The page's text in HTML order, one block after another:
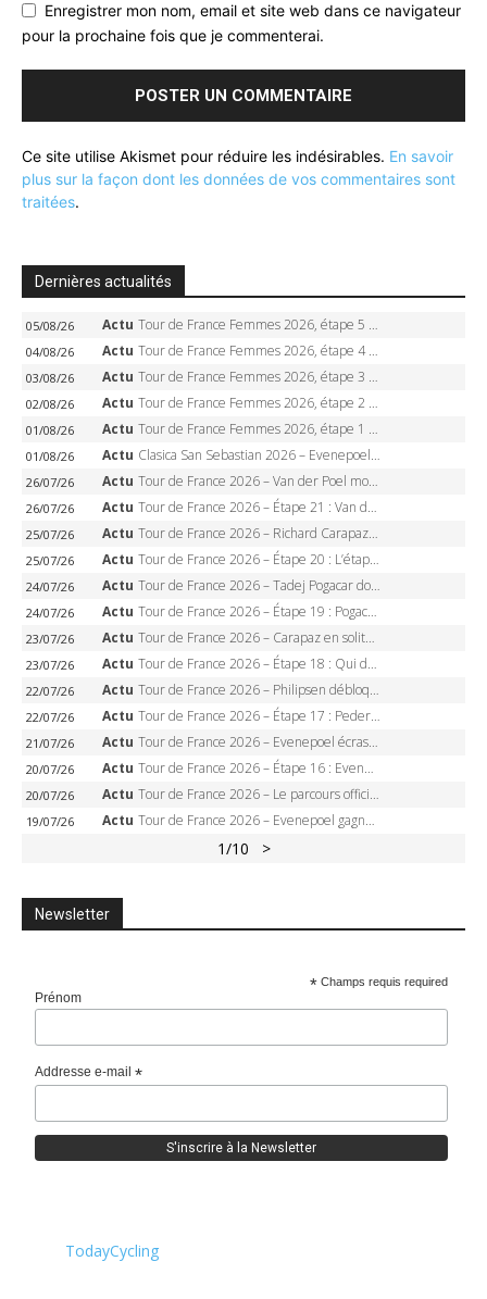
Enregistrer mon nom, email et site web dans ce navigateur
pour la prochaine fois que je commenterai.
Ce site utilise Akismet pour réduire les indésirables. En savoir
plus sur la façon dont les données de vos commentaires sont
traitées.
Dernières actualités
05/08/26 Actu Tour de France Femmes 2026, étape 5 – Demi Vollering gagne à Belleville, Reusser en jaune, Ferrand-Prévot coule
04/08/26 Actu Tour de France Femmes 2026, étape 4 – Marlen Reusser écrase le chrono, Ferrand-Prévot en crise
03/08/26 Actu Tour de France Femmes 2026, étape 3 – Sigrid Haugset en solitaire, 88 km d’échappée, maillot jaune
02/08/26 Actu Tour de France Femmes 2026, étape 2 – Lorena Wiebes doublé à Genève, Markus héroïque, 7e record
01/08/26 Actu Tour de France Femmes 2026, étape 1 – Lorena Wiebes intouchable à Lausanne, premier maillot jaune
01/08/26 Actu Clasica San Sebastian 2026 – Evenepoel recordman, 4e victoire, Carapaz battu au sprint
26/07/26 Actu Tour de France 2026 – Van der Poel monumental à Paris, Pogacar égale le record des cinq sacres
26/07/26 Actu Tour de France 2026 – Étape 21 : Van der Poel, Pogacar, qui succédera à Wout van Aert sur les Champs-Elysées ?
25/07/26 Actu Tour de France 2026 – Richard Carapaz roi des Alpes, doublé et maillot à pois, Seixas perd le podium
25/07/26 Actu Tour de France 2026 – Étape 20 : L’étape reine, Galibier, Sarenne, Alpe d’Huez, qui succédera à Pogacar ?
24/07/26 Actu Tour de France 2026 – Tadej Pogacar dompte l’Alpe d’Huez, 5e victoire, record de Pantani pulvérisé
24/07/26 Actu Tour de France 2026 – Étape 19 : Pogacar peut-il enfin dompter l’Alpe d’Huez ?
23/07/26 Actu Tour de France 2026 – Carapaz en solitaire à Orcières-Merlette, Paret-Peintre à un point du maillot à pois
23/07/26 Actu Tour de France 2026 – Étape 18 : Qui domptera Orcières-Merlette, première marche vers l’Alpe d’Huez ?
22/07/26 Actu Tour de France 2026 – Philipsen débloque son compteur à Voiron, Pedersen en danger pour le maillot vert
22/07/26 Actu Tour de France 2026 – Étape 17 : Pedersen peut-il verrouiller le maillot vert à Voiron ?
21/07/26 Actu Tour de France 2026 – Evenepoel écrase le chrono d’Évian, Seixas 4e, Lipowitz abandonne
20/07/26 Actu Tour de France 2026 – Étape 16 : Evenepoel, Pogacar, Ganna… qui domptera le chrono d’Évian pour redessiner le podium ?
20/07/26 Actu Tour de France 2026 – Le parcours officiel complet : 21 étapes, profils, carte et dates
19/07/26 Actu Tour de France 2026 – Evenepoel gagne à Solaison, Vingegaard abandonne, Pogacar toujours en jaune
1/10 >
Newsletter
* Champs requis required
Prénom
Addresse e-mail*
TodayCycling